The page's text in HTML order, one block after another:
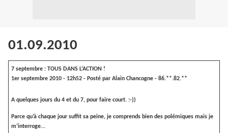
01.09.2010
7 septembre : TOUS DANS L’ACTION !
1er septembre 2010 - 12h52 - Posté par Alain Chancogne - 86.**.82.**
A quelques jours du 4 et du 7, pour faire court. :-))
Parce qu’à chaque jour suffit sa peine, je comprends bien des polémiques mais je
m’interroge...